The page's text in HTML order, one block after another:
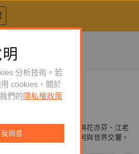
交響【第一季】
元攜手音樂作家焦元溥，與花亦芬、江老
別從不同角度探討音樂如何與世界交響。
分析技術。若
cookies，關於
們的 隱私權政策
我同意